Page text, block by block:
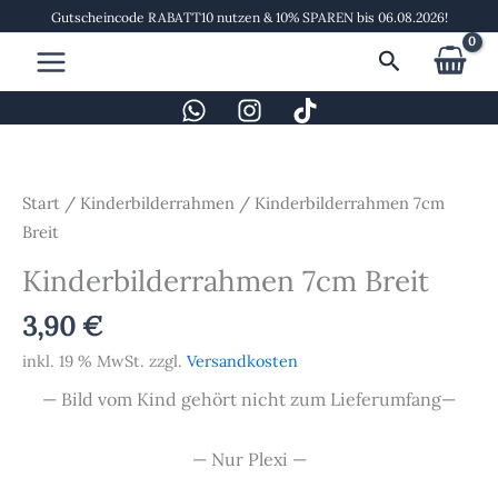
springen
Gutscheincode RABATT10 nutzen & 10% SPAREN bis 06.08.2026!
Suchen
Start / Kinderbilderrahmen / Kinderbilderrahmen 7cm
Breit
Kinderbilderrahmen 7cm Breit
3,90€
inkl. 19 % MwSt. zzgl. Versandkosten
— Bild vom Kind gehört nicht zum Lieferumfang—
— Nur Plexi —
Breit
Menge